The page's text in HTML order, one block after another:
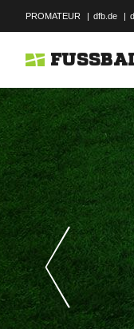
PROMATEUR | dfb.de |